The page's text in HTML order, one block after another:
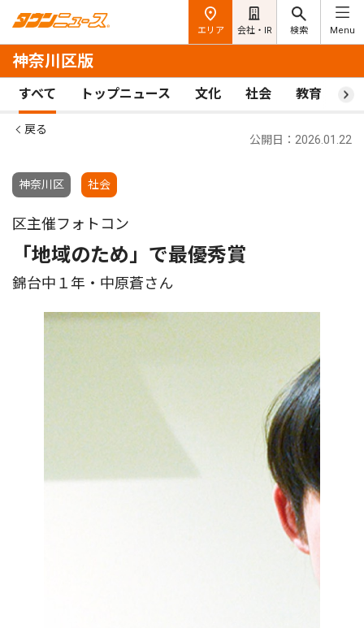
エリア 会社・IR 検索 Menu
神奈川区版
すべて トップニュース 文化 社会 教育 ス
戻る
神奈川区 社会
公開日：2026.01.22
区主催フォトコン
「地域のため」で最優秀賞
錦台中１年・中原蒼さん